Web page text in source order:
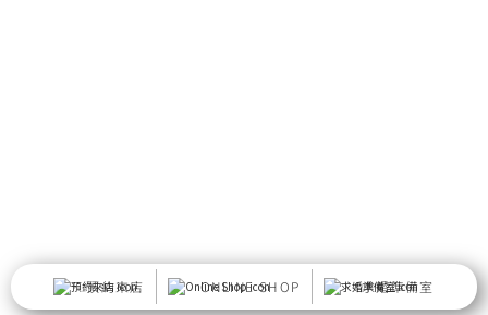
預約來店 ONLINE SHOP 求婚準備室